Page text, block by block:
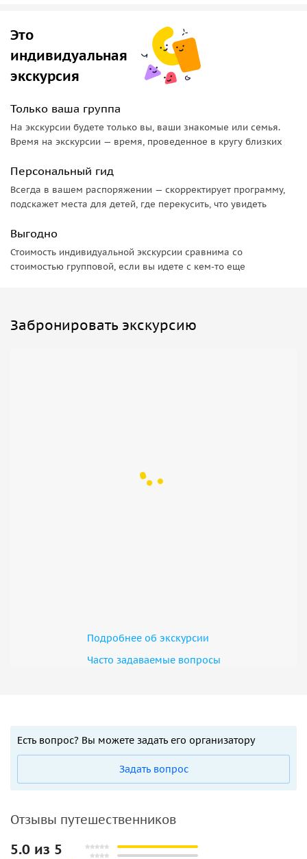
Это
индивидуальная
экскурсия
Только ваша группа
На экскурсии будете только вы, ваши знакомые или семья.
Время на экскурсии — время, проведенное в кругу близких
Персональный гид
Всегда в вашем распоряжении — скорректирует программу,
подскажет места для детей, где перекусить, что увидеть
Выгодно
Стоимость индивидуальной экскурсии сравнима со
стоимостью групповой, если вы идете с кем-то еще
Забронировать экскурсию
Подробнее об экскурсии
Часто задаваемые вопросы
Есть вопрос? Вы можете задать его организатору
Задать вопрос
Отзывы путешественников
5.0 из 5